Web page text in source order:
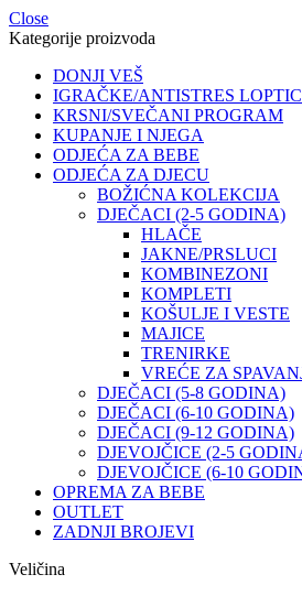
Close
Kategorije proizvoda
DONJI VEŠ
IGRAČKE/ANTISTRES
KRSNI/SVEČANI PROGRAM
KUPANJE I NJEGA
ODJEĆA ZA BEBE
ODJEĆA ZA DJECU
BOŽIĆNA KOLEKCIJA
DJEČACI (2-5 GODINA)
HLAČE
JAKNE/PRSLUCI
KOMBINEZONI
KOMPLETI
KOŠULJE I VESTE
MAJICE
TRENIRKE
VREĆE ZA
DJEČACI (5-8 GODINA)
DJEČACI (6-10 GODINA)
DJEČACI (9-12 GODINA)
DJEVOJČICE (2-5
DJEVOJČICE (6-10
OPREMA ZA BEBE
OUTLET
ZADNJI BROJEVI
Veličina